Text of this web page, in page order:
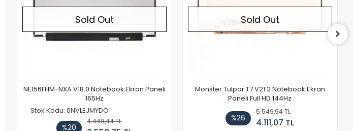
Sold Out
NE156FHM-NXA V18.0 Notebook Ekran Paneli
165Hz
Stok Kodu: 0NVLEJMYDO
%20
4.448,44 TL
Sold Out
Monster Tulpar T7 V21.2 Notebook Ekran
Paneli Full HD 144Hz
%26
5.549,94 TL
4.111,07 TL